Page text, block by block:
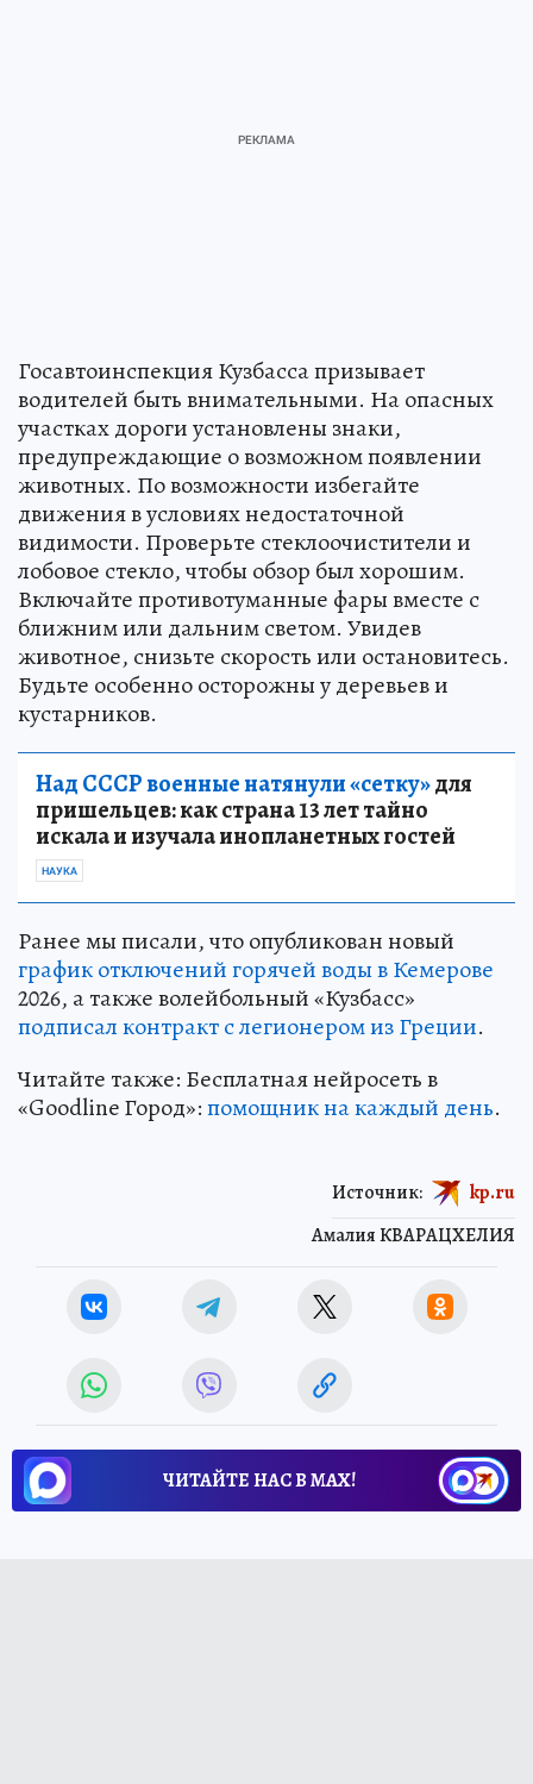
Госавтоинспекция Кузбасса призывает
водителей быть внимательными. На опасных
участках дороги установлены знаки,
предупреждающие о возможном появлении
животных. По возможности избегайте
движения в условиях недостаточной
видимости. Проверьте стеклоочистители и
лобовое стекло, чтобы обзор был хорошим.
Включайте противотуманные фары вместе с
ближним или дальним светом. Увидев
животное, снизьте скорость или остановитесь.
Будьте особенно осторожны у деревьев и
кустарников.
Над СССР военные натянули «сетку»для
пришельцев: как страна 13 лет тайно
искала и изучала инопланетных гостей
НАУКА
Ранее мы писали, что опубликован новый
график отключений горячей воды в Кемерове
2026, а также волейбольный «Кузбасс»
подписал контракт с легионером из Греции.
Читайте также: Бесплатная нейросеть в
«Goodline Город»:помощник на каждый день.
Амалия КВАРАЦХЕЛИЯ
Источник: kp.ru
ЧИТАЙТЕ НАС В МАХ!